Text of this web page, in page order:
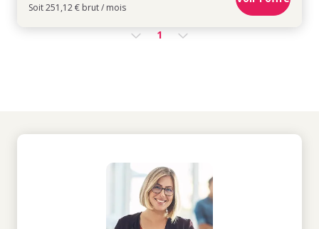
Soit 251,12 € brut / mois
1